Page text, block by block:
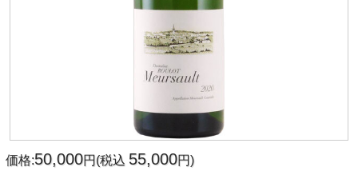
価格:50,000円(税込 55,000円)